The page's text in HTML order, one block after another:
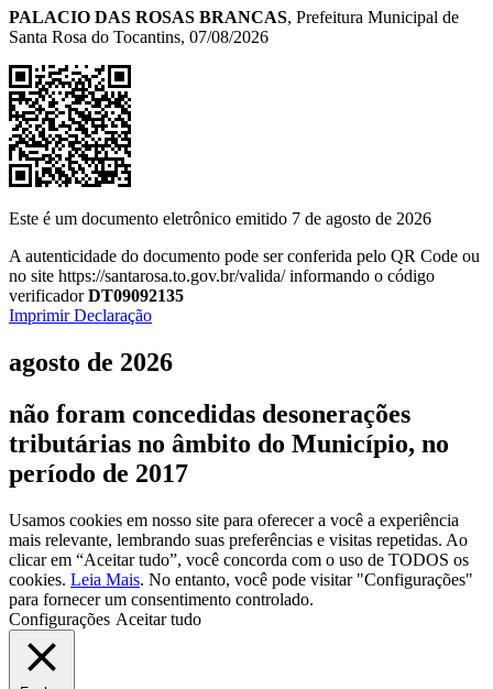
PALACIO DAS ROSAS BRANCAS, Prefeitura Municipal de
Santa Rosa do Tocantins, 07/08/2026
Este é um documento eletrônico emitido 7 de agosto de 2026
A autenticidade do documento pode ser conferida pelo QR Code ou
no site https://santarosa.to.gov.br/valida/ informando o código
verificadorDT09092135
Imprimir Declaração
agosto de 2026
não foram concedidas desonerações
tributárias no âmbito do Município, no
período de 2017
Usamos cookies em nosso site para oferecer a você a experiência
mais relevante, lembrando suas preferências e visitas repetidas. Ao
clicar em “Aceitar tudo”, você concorda com o uso de TODOS os
cookies. Leia Mais. No entanto, você pode visitar "Configurações"
para fornecer um consentimento controlado.
Configurações Aceitar tudo